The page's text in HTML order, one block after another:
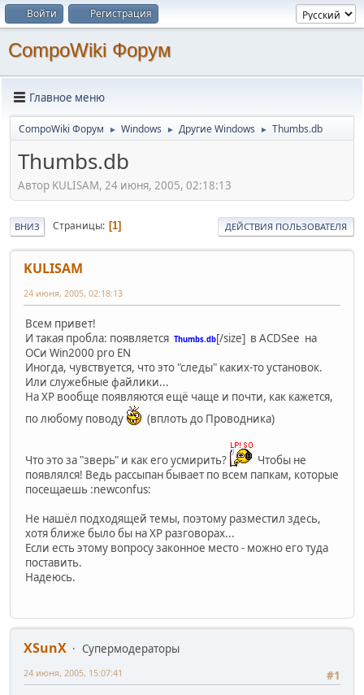
Войти Регистрация
CompoWiki Форум
Главное меню
CompoWiki Форум ► Windows ► Другие Windows ► Thumbs.db
Thumbs.db
Автор KULISAM, 24 июня, 2005, 02:18:13
ВНИЗ Страницы 1 ДЕЙСТВИЯ ПОЛЬЗОВАТЕЛЯ
KULISAM
24 июня, 2005, 02:18:13
Всем привет!
И такая пробла: появляется Thumbs.db[/size] в ACDSee на
ОСи Win2000 pro EN
Иногда, чувствуется, что это "следы" каких-то установок.
Или служебные файлики...
На ХР вообще появляются ещё чаще и почти, как кажется,
по любому поводу
(вплоть до Проводника)
Что это за "зверь" и как его усмирить?
Чтобы не
появлялся! Ведь рассыпан бывает по всем папкам, которые
посещаешь :newconfus:
Не нашёл подходящей темы, поэтому разместил здесь,
хотя ближе было бы на ХР разговорах...
Если есть этому вопросу законное место - можно его туда
поставить.
Надеюсь.
XSunX
Супермодераторы
#1
24 июня, 2005, 15:07:41